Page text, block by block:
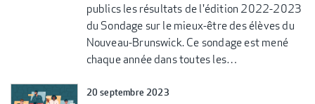
publics les résultats de l'édition 2022-2023
du Sondage sur le mieux-être des élèves du
Nouveau-Brunswick. Ce sondage est mené
chaque année dans toutes les…
20 septembre 2023